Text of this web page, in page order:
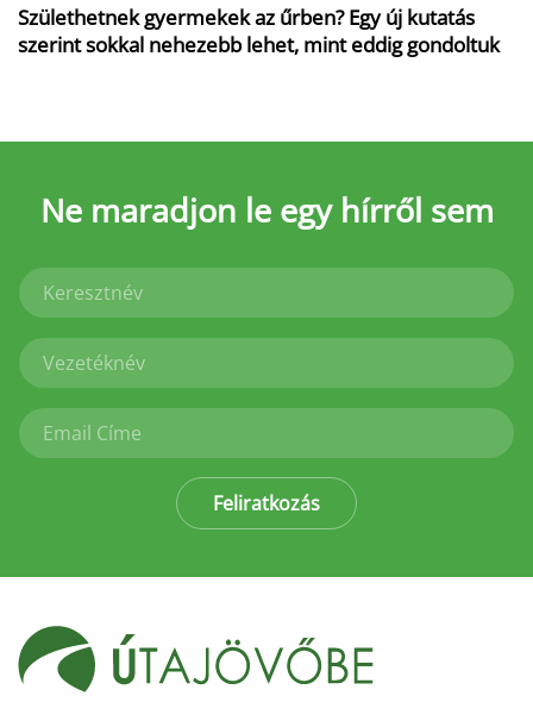
Születhetnek gyermekek az űrben? Egy új kutatás
szerint sokkal nehezebb lehet, mint eddig gondoltuk
Ne maradjon le egy hírről sem
Feliratkozás